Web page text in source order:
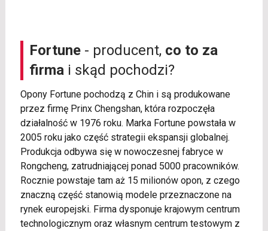
Fortune- producent, co to za
firma i skąd pochodzi?
Opony Fortune pochodzą z Chin i są produkowane
przez firmę Prinx Chengshan, która rozpoczęła
działalność w 1976 roku. Marka Fortune powstała w
2005 roku jako część strategii ekspansji globalnej.
Produkcja odbywa się w nowoczesnej fabryce w
Rongcheng, zatrudniającej ponad 5000 pracowników.
Rocznie powstaje tam aż 15 milionów opon, z czego
znaczną część stanowią modele przeznaczone na
rynek europejski. Firma dysponuje krajowym centrum
technologicznym oraz własnym centrum testowym z